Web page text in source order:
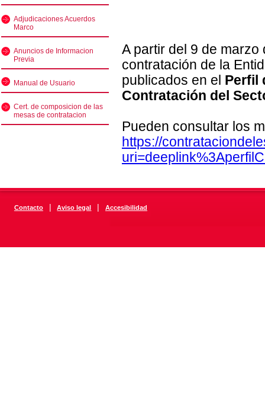
Adjudicaciones Acuerdos
Marco
Anuncios de Informacion
Previa
Manual de Usuario
Cert. de composicion de las
mesas de contratacion
A partir del 9 de
contratación de la
publicados en el Perfil
Contratación del
Pueden consultar los
https://
Contacto | Aviso legal | Accesibilidad